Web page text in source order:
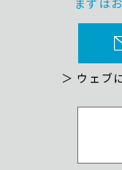
まずは
＞ ウェブ